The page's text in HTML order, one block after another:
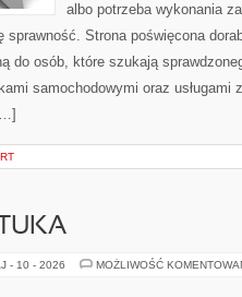
albo potrzeba wykonania
Strona poświęcona
do osób, które szukają
samochodowymi oraz usługami
- 10 - 2026 MOŻLIWOŚĆ